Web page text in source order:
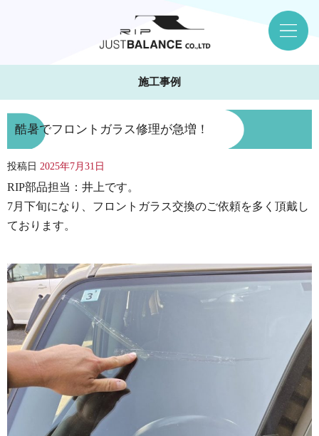
施工事例
酷暑でフロントガラス修理が急増！
投稿日 2025年7月31日
RIP部品担当：井上です。
7月下旬になり、フロントガラス交換のご依頼を多く頂戴し
ております。